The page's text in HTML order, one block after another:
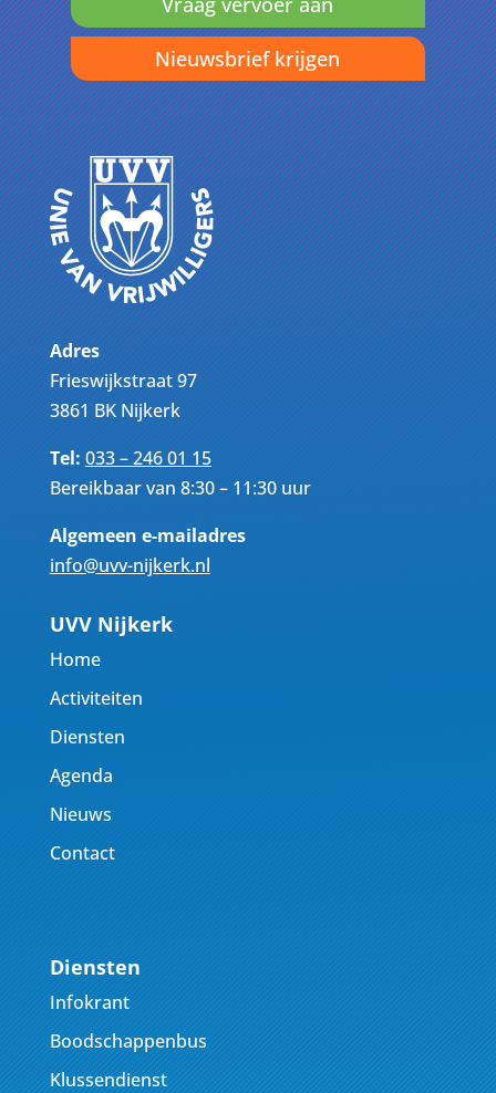
Nieuwsbrief krijgen
Adres
Frieswijkstraat 97
3861 BK Nijkerk
Tel:033 – 246 01 15
Bereikbaar van 8:30 – 11:30 uur
Algemeen e-mailadres
info@uvv-nijkerk.nl
UVV Nijkerk
Home
Activiteiten
Diensten
Agenda
Nieuws
Contact
Diensten
Infokrant
Boodschappenbus
Klussendienst